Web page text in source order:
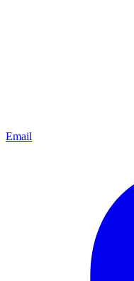
Email